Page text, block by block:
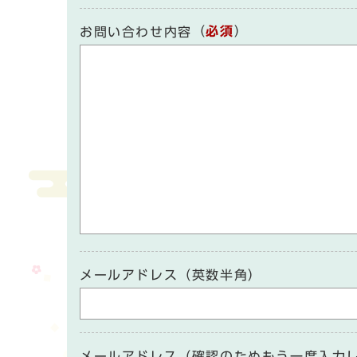
お問い合わせ内容 （必須）
メールアドレス（英数半角）